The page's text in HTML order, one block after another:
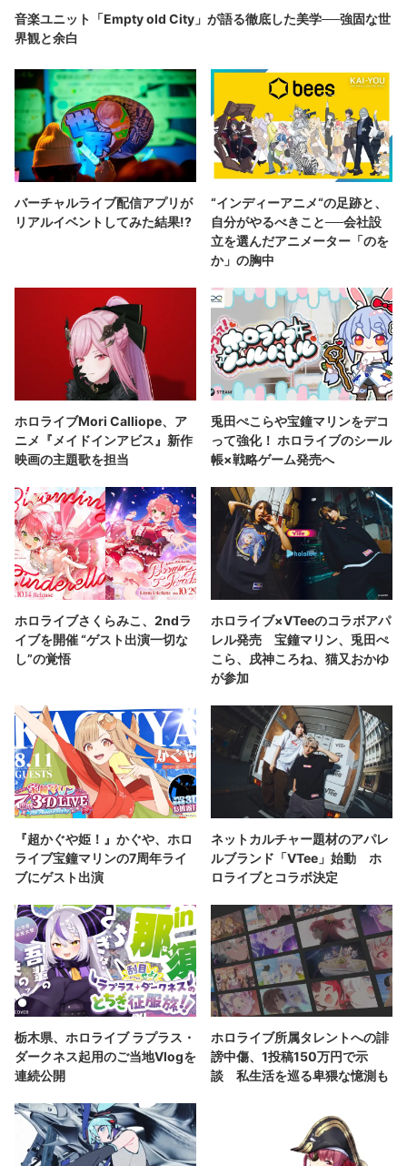
音楽ユニット「Empty old City」が語る徹底した美学──強固な世
界観と余白
バーチャルライブ配信アプリが
リアルイベントしてみた結果!?
“インディーアニメ“の足跡と、
自分がやるべきこと──会社設
立を選んだアニメーター「のを
か」の胸中
ホロライブMori Calliope、ア
ニメ『メイドインアビス』新作
映画の主題歌を担当
兎田ぺこらや宝鐘マリンをデコ
って強化！ ホロライブのシール
帳×戦略ゲーム発売へ
ホロライブさくらみこ、2ndラ
イブを開催 “ゲスト出演一切な
し”の覚悟
ホロライブ×VTeeのコラボアパ
レル発売 宝鐘マリン、兎田ぺ
こら、戌神ころね、猫又おかゆ
が参加
『超かぐや姫！』かぐや、ホロ
ライブ宝鐘マリンの7周年ライ
ブにゲスト出演
ネットカルチャー題材のアパレ
ルブランド「VTee」始動 ホ
ロライブとコラボ決定
栃木県、ホロライブ ラプラス・
ダークネス起用のご当地Vlogを
連続公開
ホロライブ所属タレントへの誹
謗中傷、1投稿150万円で示
談 私生活を巡る卑猥な憶測も